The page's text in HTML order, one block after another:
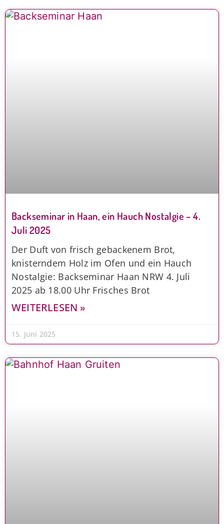
Backseminar in Haan, ein Hauch Nostalgie – 4.
Juli 2025
Der Duft von frisch gebackenem Brot,
knisterndem Holz im Ofen und ein Hauch
Nostalgie: Backseminar Haan NRW 4. Juli
2025 ab 18.00 Uhr Frisches Brot
WEITERLESEN »
15. Juni 2025